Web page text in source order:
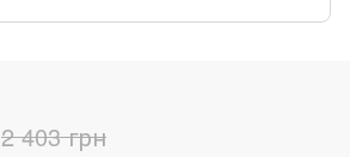
2 403 грн